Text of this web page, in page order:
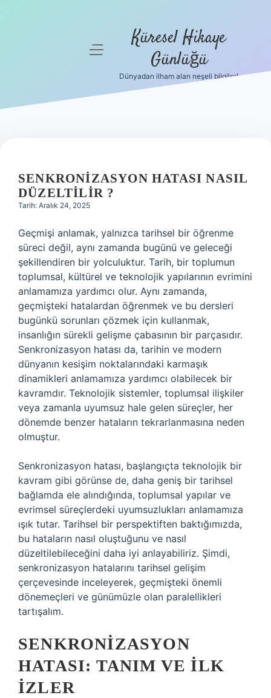
Hakkımızda
menüyü
Küresel Hikaye
Günlüğü
Dünyadan ilham alan neşeli bilgiler!
SENKRONIZASYON HATASI NASIL
DÜZELTILIR ?
Tarih: Aralık 24, 2025
Geçmişi anlamak, yalnızca tarihsel bir öğrenme
süreci değil, aynı zamanda bugünü ve geleceği
şekillendiren bir yolculuktur. Tarih, bir toplumun
toplumsal, kültürel ve teknolojik yapılarının evrimini
anlamamıza yardımcı olur. Aynı zamanda,
geçmişteki hatalardan öğrenmek ve bu dersleri
bugünkü sorunları çözmek için kullanmak,
insanlığın sürekli gelişme çabasının bir parçasıdır.
Senkronizasyon hatası da, tarihin ve modern
dünyanın kesişim noktalarındaki karmaşık
dinamikleri anlamamıza yardımcı olabilecek bir
kavramdır. Teknolojik sistemler, toplumsal ilişkiler
veya zamanla uyumsuz hale gelen süreçler, her
dönemde benzer hataların tekrarlanmasına neden
olmuştur.
Senkronizasyon hatası, başlangıçta teknolojik bir
kavram gibi görünse de, daha geniş bir tarihsel
bağlamda ele alındığında, toplumsal yapılar ve
evrimsel süreçlerdeki uyumsuzlukları anlamamıza
ışık tutar. Tarihsel bir perspektiften baktığımızda,
bu hataların nasıl oluştuğunu ve nasıl
düzeltilebileceğini daha iyi anlayabiliriz. Şimdi,
senkronizasyon hatalarını tarihsel gelişim
çerçevesinde inceleyerek, geçmişteki önemli
dönemeçleri ve günümüzle olan paralellikleri
tartışalım.
SENKRONIZASYON
HATASI: TANIM VE İLK
İZLER